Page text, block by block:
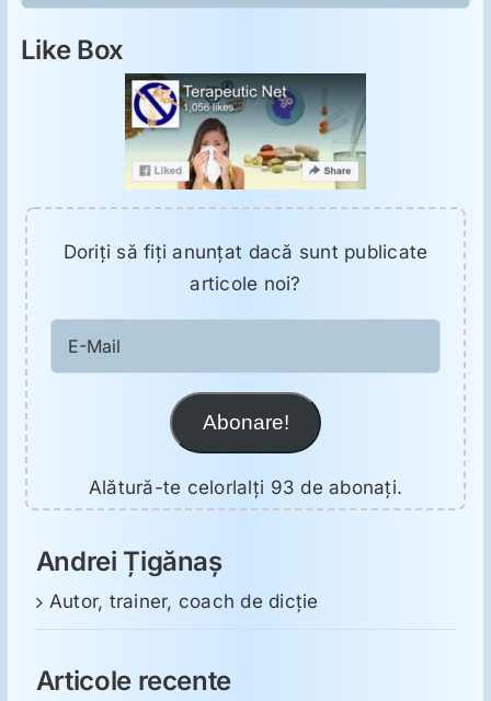
Psihoterapie
Antropologie
Like Box
Doriţi să fiţi anunţat dacă sunt publicate
articole noi?
Mail
Abonare!
Alătură-te celorlalți 93 de abonați.
Andrei Țigănaș
Autor, trainer, coach de dicție
Articole recente